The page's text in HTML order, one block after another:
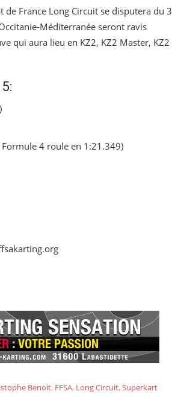
France Long Circuit se disputera du 3
Méditerranée seront ravis
qui aura lieu en KZ2, KZ2 Master, KZ2
4 roule en 1:21.349)
Benoit, FFSA, Long Circuit, Superkart